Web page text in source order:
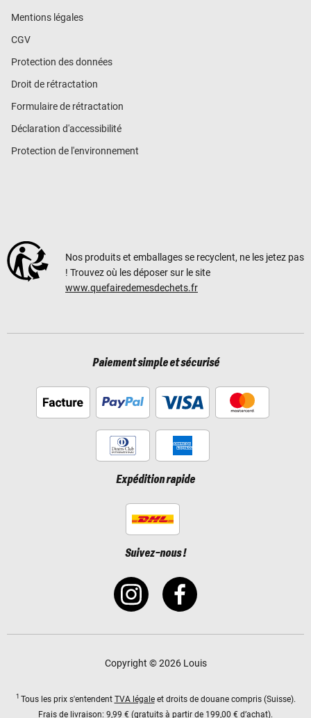
Mentions légales
CGV
Protection des données
Droit de rétractation
Formulaire de rétractation
Déclaration d'accessibilité
Protection de l'environnement
Nos produits et emballages se recyclent, ne les jetez pas
! Trouvez où les déposer sur le site
www.quefairedemesdechets.fr
Paiement simple et sécurisé
Expédition rapide
Suivez-nous !
Copyright © 2026 Louis
1 Tous les prix s'entendent TVA légaleet droits de douane compris (Suisse).
Frais de livraison: 9,99 € (gratuits à partir de 199,00 € d’achat).